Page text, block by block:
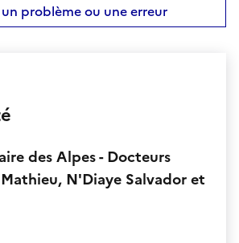
un problème ou une erreur
des Alpes - Docteurs
Mathieu, N'Diaye Salvador et